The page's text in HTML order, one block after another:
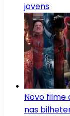
jovens
Novo
nas